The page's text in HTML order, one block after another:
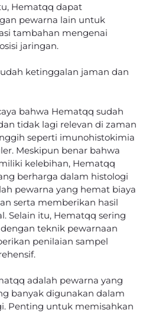
Hematqq dapat
pewarna lain untuk
tambahan mengenai
jaringan.
ketinggalan jaman dan
bahwa Hematqq sudah
tidak lagi relevan di zaman
seperti imunohistokimia
Meskipun benar bahwa
kelebihan, Hematqq
berharga dalam histologi
pewarna yang hemat biaya
serta memberikan hasil
Selain itu, Hematqq sering
teknik pewarnaan
penilaian sampel
adalah pewarna yang
banyak digunakan dalam
Penting untuk memisahkan